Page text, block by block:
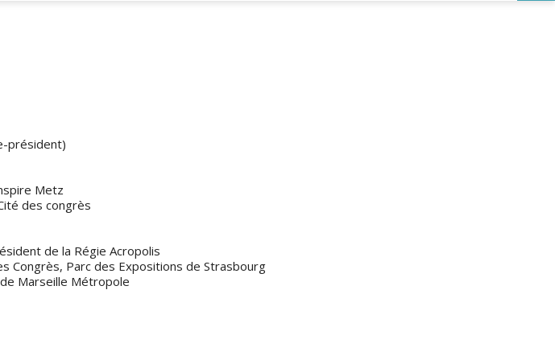
président)
Metz
Cité des congrès
de la Régie Acropolis
Congrès, Parc des Expositions de Strasbourg
Marseille Métropole